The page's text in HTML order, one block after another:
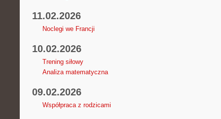
11.02.2026
Noclegi we Francji
10.02.2026
Trening siłowy
Analiza matematyczna
09.02.2026
Współpraca z rodzicami